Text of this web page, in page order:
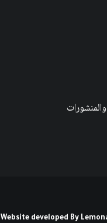
Website developed By